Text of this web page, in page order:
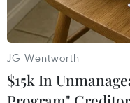
JG Wentworth
$15k In